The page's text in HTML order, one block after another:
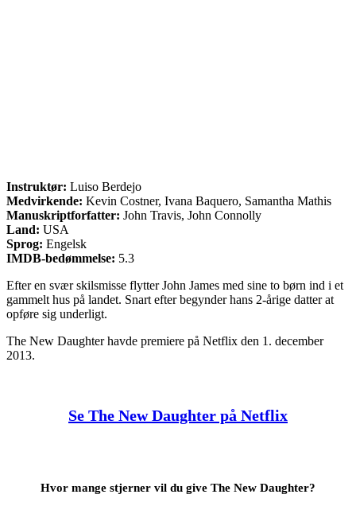
Instruktør: Luiso Berdejo
Medvirkende: Kevin Costner, Ivana Baquero, Samantha Mathis
Manuskriptforfatter: John Travis, John Connolly
Land: USA
Sprog: Engelsk
IMDB-bedømmelse: 5.3
Efter en svær skilsmisse flytter John James med sine to børn ind i et
gammelt hus på landet. Snart efter begynder hans 2-årige datter at
opføre sig underligt.
The New Daughter havde premiere på Netflix den 1. december
2013.
Se The New Daughter på Netflix
Hvor mange stjerner vil du give The New Daughter?